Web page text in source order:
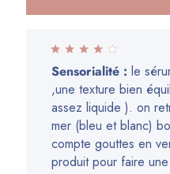
Sensorialité : le
,une texture bien
assez liquide ). on
mer (bleu et blanc)
compte gouttes en
produit pour faire